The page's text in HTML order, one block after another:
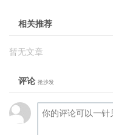
相关推荐
暂无文章
评论 抢沙发